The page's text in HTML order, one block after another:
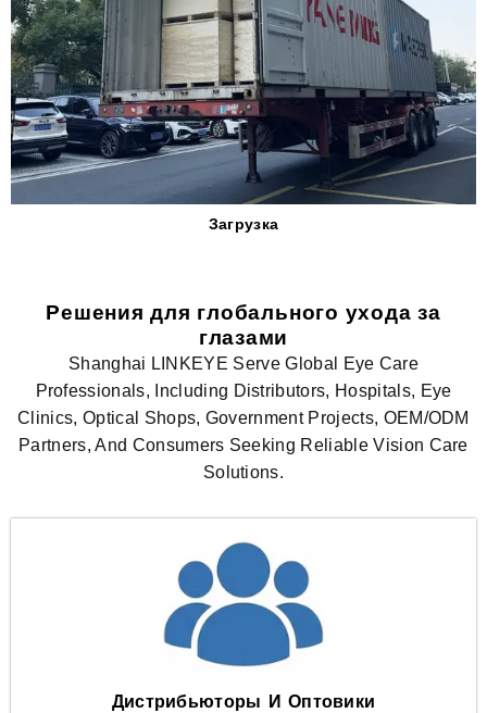
Загрузка
Решения для глобального ухода за
глазами
Shanghai LINKEYE Serve Global Eye Care
Professionals, Including Distributors, Hospitals, Eye
Clinics, Optical Shops, Government Projects, OEM/ODM
Partners, And Consumers Seeking Reliable Vision Care
Solutions.
Дистрибьюторы И Оптовики